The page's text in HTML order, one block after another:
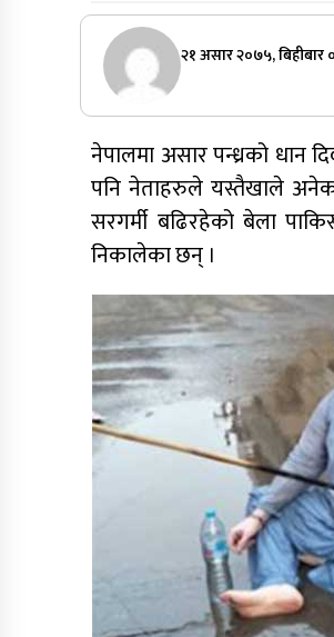
२१ असार २०७५, बिहीबार
नेपालमा असार पन्ध्रको धान
पनि नेताहरुले यस्तैखाले
सरगर्मी बढिरहेको बेला
निकालेका छन् ।